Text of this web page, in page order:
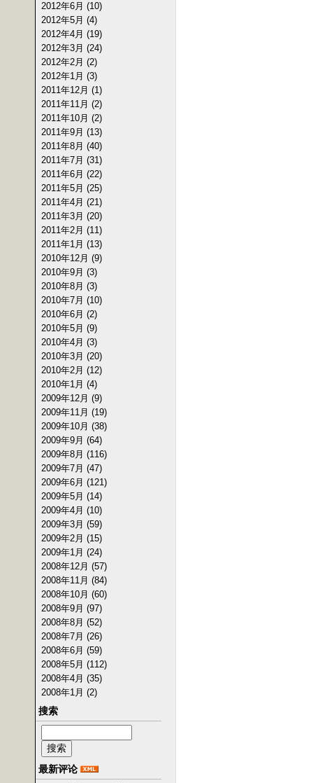
2012年6月 (10)
2012年5月 (4)
2012年4月 (19)
2012年3月 (24)
2012年2月 (2)
2012年1月 (3)
2011年12月 (1)
2011年11月 (2)
2011年10月 (2)
2011年9月 (13)
2011年8月 (40)
2011年7月 (31)
2011年6月 (22)
2011年5月 (25)
2011年4月 (21)
2011年3月 (20)
2011年2月 (11)
2011年1月 (13)
2010年12月 (9)
2010年9月 (3)
2010年8月 (3)
2010年7月 (10)
2010年6月 (2)
2010年5月 (9)
2010年4月 (3)
2010年3月 (20)
2010年2月 (12)
2010年1月 (4)
2009年12月 (9)
2009年11月 (19)
2009年10月 (38)
2009年9月 (64)
2009年8月 (116)
2009年7月 (47)
2009年6月 (121)
2009年5月 (14)
2009年4月 (10)
2009年3月 (59)
2009年2月 (15)
2009年1月 (24)
2008年12月 (57)
2008年11月 (84)
2008年10月 (60)
2008年9月 (97)
2008年8月 (52)
2008年7月 (26)
2008年6月 (59)
2008年5月 (112)
2008年4月 (35)
2008年1月 (2)
搜索
最新评论